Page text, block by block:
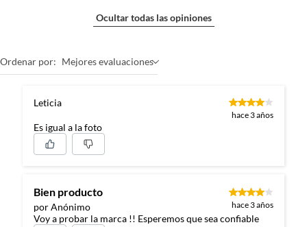
Ocultar todas las opiniones
Ordenar por: Mejores evaluaciones
Leticia
hace 3 años
Es igual a la foto
Bien producto
por Anónimo hace 3 años
Voy a probar la marca !! Esperemos que sea confiable